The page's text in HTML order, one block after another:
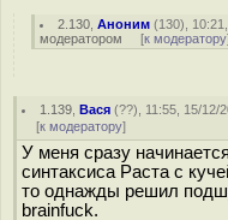
2.130 ,Аноним (130),
модератором [к модератору
1.139 ,Вася (??), 11:55, 15/12/
[к модератору]
У меня сразу
синтаксиса Раста с
то однажды решил
brainfuck.